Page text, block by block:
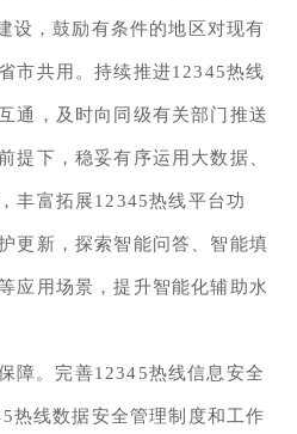
设，鼓励有条件的地区对现有
市共用。持续推进12345热线
通，及时向同级有关部门推送
提下，稳妥有序运用大数据、
丰富拓展12345热线平台功
更新，探索智能问答、智能填
应用场景，提升智能化辅助水
障。完善12345热线信息安全
热线数据安全管理制度和工作